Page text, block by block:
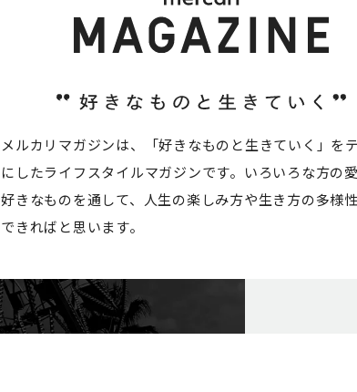
メルカリマガジンは、「好きなものと生きていく」を
にしたライフスタイルマガジンです。いろいろな方の
好きなものを通して、人生の楽しみ方や生き方の多様
できればと思います。